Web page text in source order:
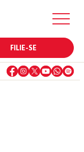
FILIE-SE